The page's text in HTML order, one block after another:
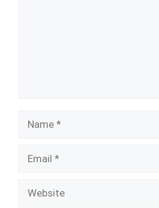
Name
Email
Website